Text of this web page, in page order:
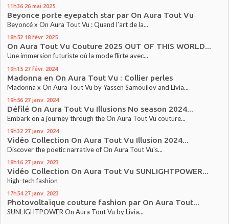
11h36 26 mai 2025
Beyonce porte eyepatch star par On Aura Tout Vu
Beyoncé x On Aura Tout Vu : Quand l’art de la...
18h52 18 févr. 2025
On Aura Tout Vu Couture 2025 OUT OF THIS WORLD...
Une immersion futuriste où la mode flirte avec...
19h15 27 févr. 2024
Madonna en On Aura Tout Vu : Collier perles
Madonna x On Aura Tout Vu by Yassen Samouilov and Livia...
19h56 27 janv. 2024
Défilé On Aura Tout Vu Illusions No season 2024...
Embark on a journey through the On Aura Tout Vu couture...
19h32 27 janv. 2024
Vidéo Collection On Aura Tout Vu Illusion 2024...
Discover the poetic narrative of On Aura Tout Vu's...
18h16 27 janv. 2023
Vidéo Collection On Aura Tout Vu SUNLIGHTPOWER...
high-tech fashion
17h54 27 janv. 2023
Photovoltaïque couture fashion par On Aura Tout...
SUNLIGHTPOWER On Aura Tout Vu by Livia...